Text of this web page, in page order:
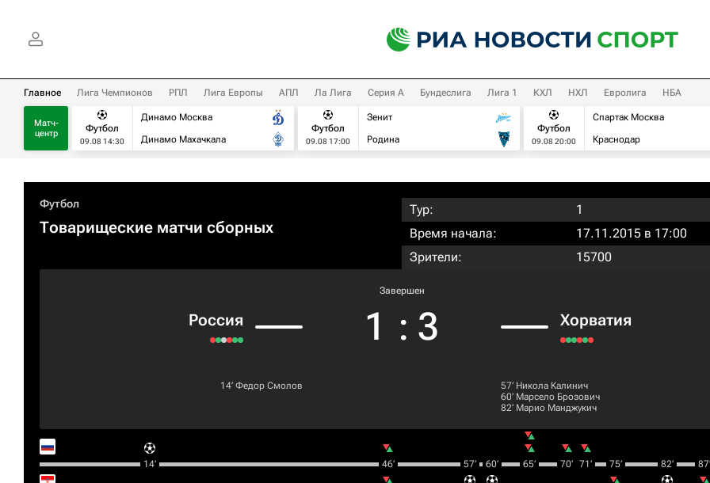
Главное Лига Чемпионов РПЛ Лига Европы АПЛ Ла Лига Серия А Бундеслига Лига 1 КХЛ НХЛ Евролига НБА
Матч-
центр
Футбол
09.08 14:30
Динамо Москва
Динамо Махачкала
Футбол
09.08 17:00
Зенит
Родина
Футбол
09.08 20:00
Спартак Москва
Краснодар
Футбол
Товарищеские матчи сборных
Тур:
1
Время начала:
17.11.2015 в 17:00
Зрители:
15700
Россия
Завершен
1 : 3 Хорватия
14‎’‎ Федор Смолов 57‎’‎ Никола Калинич
60‎’‎ Марсело Брозович
82‎’‎ Марио Манджукич
14‎’‎ 46‎’‎ 57‎’‎ 60‎’‎ 65‎’‎ 70‎’‎ 71‎’‎ 75‎’‎ 82‎’‎ 87‎’‎